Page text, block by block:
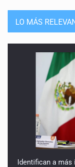
LO MÁS
Identifican a